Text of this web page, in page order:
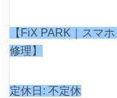
【FiX PARK｜スマ
修理】
定休日: 不定休